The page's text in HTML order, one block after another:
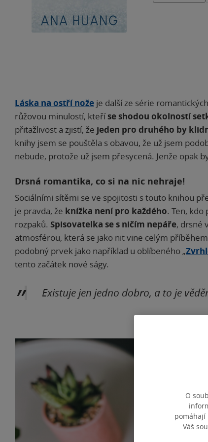
Láska na ostří nože je další ze série
růžovou minulostí, kteříse shodou okolností
přitažlivost a zjistí, že jeden pro druhého by
knihy jsem se pouštěla s obavou, že už jsem
nebude, protože už jsem přesycená. Jenže opak
Drsná romantika, co si na nic nehraje!
Sociálními sítěmi se ve spojitosti s touto knihou
je pravda, že knížka není pro každého. Ten,
rozpaků. Spisovatelka se s ničím nepáře, drsné
atmosférou, která se jako nit vine celým
podobný prvek jako například u oblíbeného „
tento začátek nové ságy.
Existuje jen jedno dobro, a to je
O
pomáhají
Váš